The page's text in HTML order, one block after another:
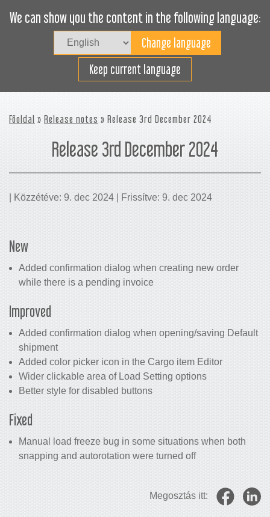
We can show you the content in the following language:
Keep current language
Rakodjon hatékonyan
Főoldal » Release notes » Release 3rd December 2024
Release 3rd December 2024
| Közzétéve: 9. dec 2024 | Frissítve: 9. dec 2024
New
Added confirmation dialog when creating new order
while there is a pending invoice
Improved
Added confirmation dialog when opening/saving Default
shipment
Added color picker icon in the Cargo item Editor
Wider clickable area of Load Setting options
Better style for disabled buttons
Fixed
Manual load freeze bug in some situations when both
snapping and autorotation were turned off
Megosztás itt: